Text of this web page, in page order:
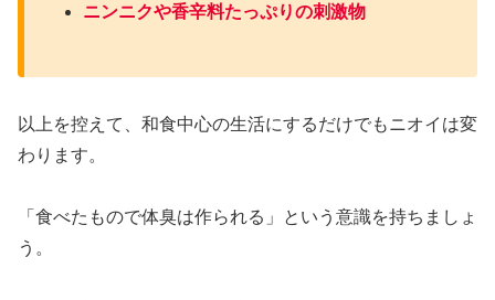
ニンニクや香辛料たっぷりの刺激物
以上を控えて、和食中心の生活にするだけでもニオイは変
わります。
「食べたもので体臭は作られる」という意識を持ちましょ
う。